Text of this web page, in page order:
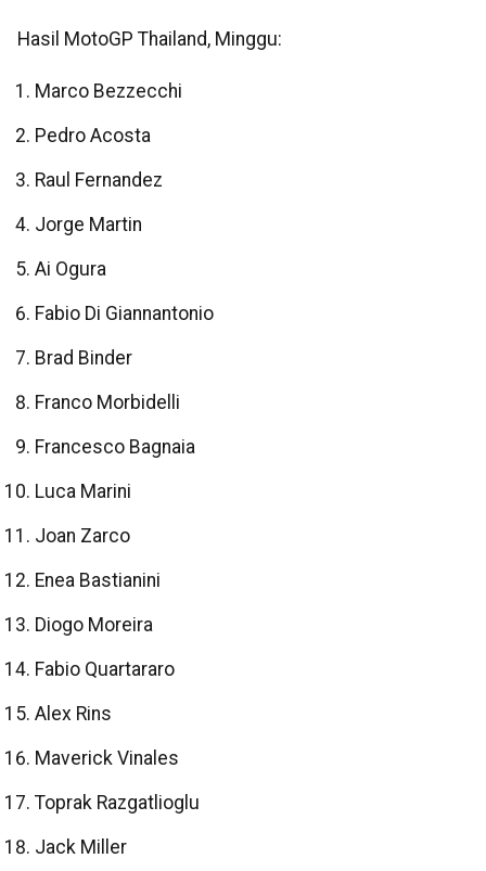
Hasil MotoGP Thailand, Minggu:
Marco Bezzecchi
Pedro Acosta
Raul Fernandez
Jorge Martin
Ai Ogura
Fabio Di Giannantonio
Brad Binder
Franco Morbidelli
Francesco Bagnaia
Luca Marini
Joan Zarco
Enea Bastianini
Diogo Moreira
Fabio Quartararo
Alex Rins
Maverick Vinales
Toprak Razgatlioglu
Jack Miller